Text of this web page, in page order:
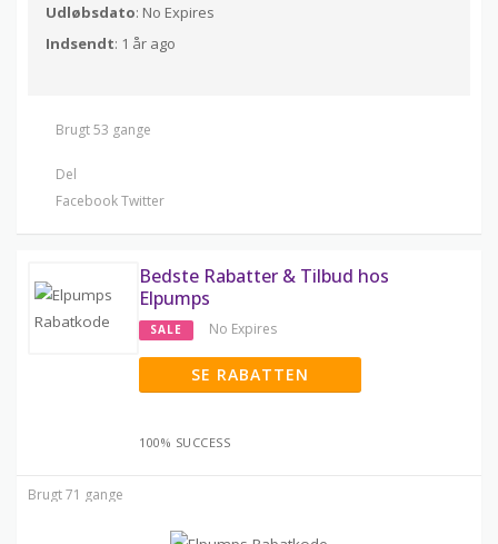
Udløbsdato: No Expires
Indsendt: 1 år ago
Brugt 53 gange
Del
FacebookTwitter
Bedste Rabatter & Tilbud hos
Elpumps
SALE No Expires
SE RABATTEN
100% SUCCESS
Brugt 71 gange